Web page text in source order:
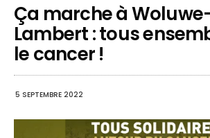
Ça marche à
Lambert : tous
le cancer !
5 SEPTEMBRE 2022